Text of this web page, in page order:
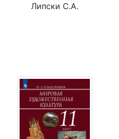
Липски С.А.